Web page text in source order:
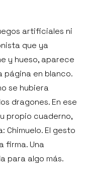
artificiales ni
que ya
y hueso, aparece
página en blanco.
se hubiera
dragones. En ese
propio cuaderno,
Chimuelo. El gesto
firma. Una
para algo más.